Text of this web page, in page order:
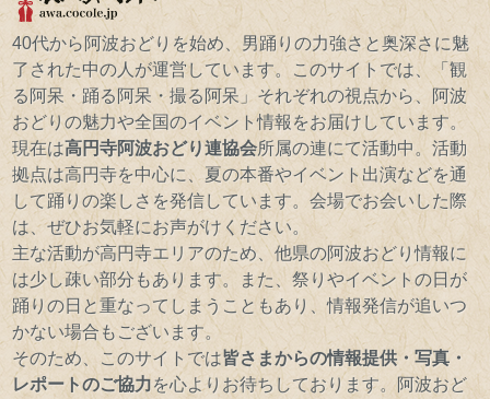
40代から阿波おどりを始め、男踊りの力強さと奥深さに魅
了された中の人が運営しています。このサイトでは、「観
る阿呆・踊る阿呆・撮る阿呆」それぞれの視点から、阿波
おどりの魅力や全国のイベント情報をお届けしています。
現在は高円寺阿波おどり連協会所属の連にて活動中。活動
拠点は高円寺を中心に、夏の本番やイベント出演などを通
して踊りの楽しさを発信しています。会場でお会いした際
は、ぜひお気軽にお声がけください。
主な活動が高円寺エリアのため、他県の阿波おどり情報に
は少し疎い部分もあります。また、祭りやイベントの日が
踊りの日と重なってしまうこともあり、情報発信が追いつ
かない場合もございます。
そのため、このサイトでは皆さまからの情報提供・写真・
レポートのご協力を心よりお待ちしております。阿波おど